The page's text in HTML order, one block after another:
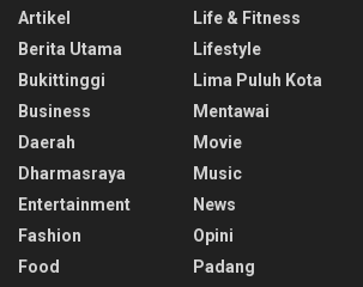
Artikel
Berita Utama
Bukittinggi
Business
Daerah
Dharmasraya
Entertainment
Fashion
Food
Life & Fitness
Lifestyle
Lima Puluh Kota
Mentawai
Movie
Music
News
Opini
Padang